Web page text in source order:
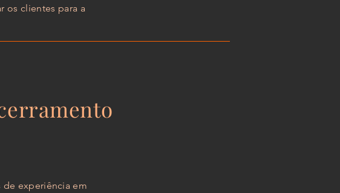
os clientes para a
de experiência em